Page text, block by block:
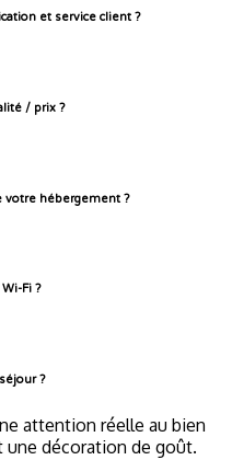
et service client ?
/ prix ?
votre hébergement ?
Fi ?
?
attention réelle au bien
décoration de goût.